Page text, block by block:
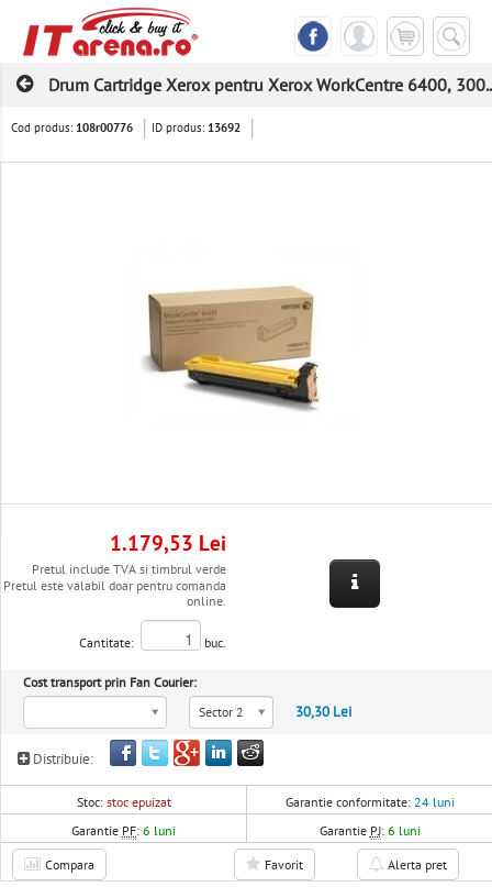
Drum Cartridge Xerox pentru Xerox WorkCentre 6400,
Cod produs: 108r00776 ID produs: 13692
1.179,53 Lei
Pretul include TVA si timbrul verde
Pretul este valabil doar pentru comanda
online.
Cantitate: buc.
Cost transport prin Fan Courier:
Sector 2
30,30 Lei
Distribuie:
Stoc: stoc epuizat Garantie conformitate: 24 luni
Garantie PF:6 luni Garantie PJ: 6 luni
Compara Favorit Alerta pret